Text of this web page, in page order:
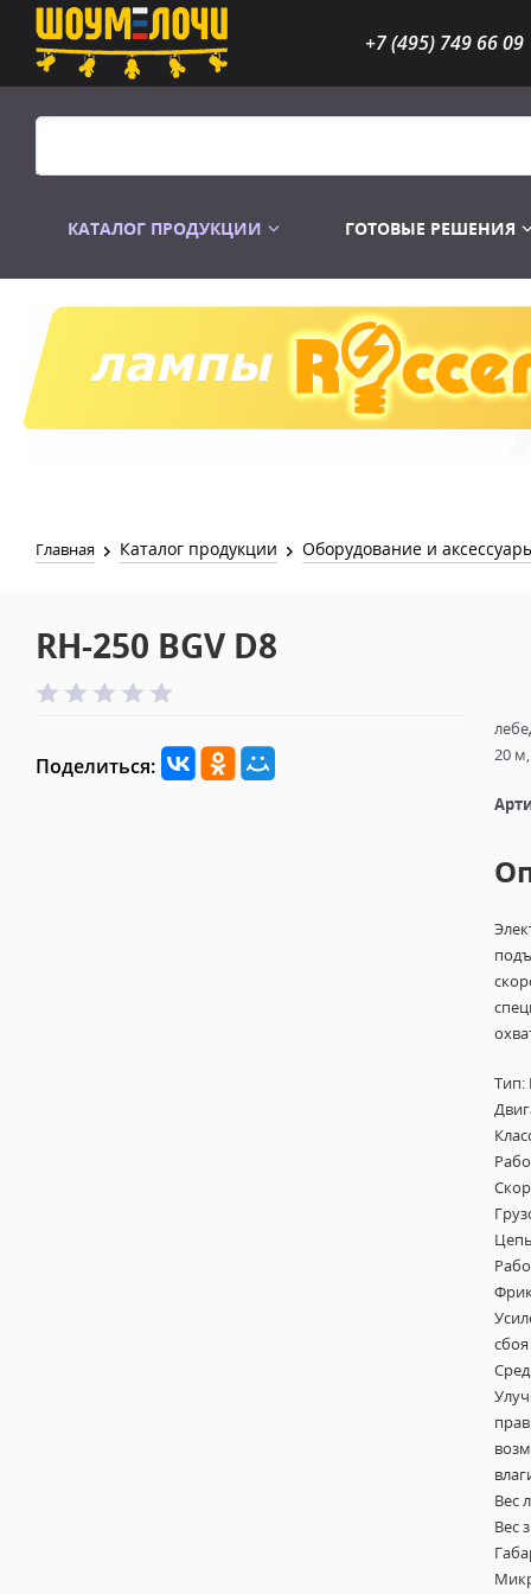
+7 (495) 749 66 09
КАТАЛОГ ПРОДУКЦИИ
Распродажа Лампы
ГОТОВЫЕ РЕШЕНИЯ
Главная Каталог продукции Оборудование и
RH-250 BGV D8
Поделиться:
20 м,
Тип:
Вес
Вес